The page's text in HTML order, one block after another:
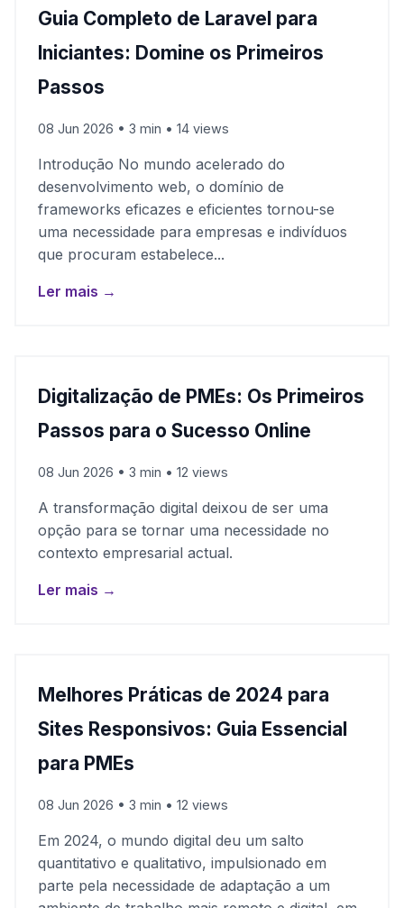
Guia Completo de Laravel para
Iniciantes: Domine os Primeiros
Passos
08 Jun 2026 • 3 min • 14 views
Introdução No mundo acelerado do
desenvolvimento web, o domínio de
frameworks eficazes e eficientes tornou-se
uma necessidade para empresas e indivíduos
que procuram estabelece...
Ler mais →
Digitalização de PMEs: Os Primeiros
Passos para o Sucesso Online
08 Jun 2026 • 3 min • 12 views
A transformação digital deixou de ser uma
opção para se tornar uma necessidade no
contexto empresarial actual.
Ler mais →
Melhores Práticas de 2024 para
Sites Responsivos: Guia Essencial
para PMEs
08 Jun 2026 • 3 min • 12 views
Em 2024, o mundo digital deu um salto
quantitativo e qualitativo, impulsionado em
parte pela necessidade de adaptação a um